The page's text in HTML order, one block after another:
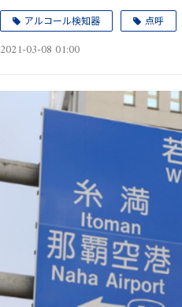
アルコール検知器 点呼
2021-03-08 01:00